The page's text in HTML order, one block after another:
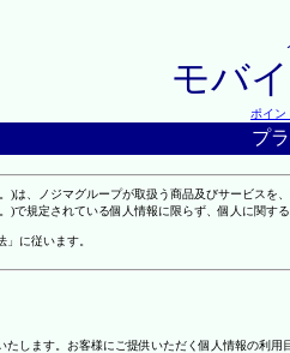
モバ
ポイン
プ
は、ノジマグループが取扱う商品及びサービス
で規定されている個人情報に限らず、個人に関
に従います。
します。お客様にご提供いただく個人情報の利